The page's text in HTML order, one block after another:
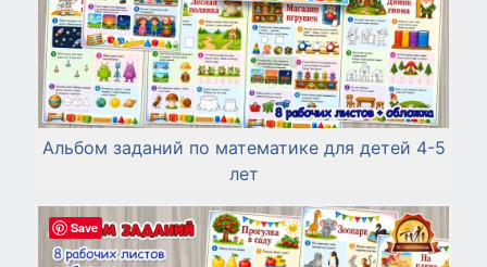
Альбом заданий по математике для детей 4-5
лет
Save